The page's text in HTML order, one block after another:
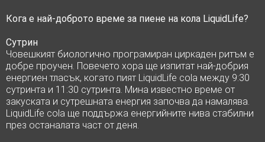
Кога е най-доброто време за пиене на кола LiquidLife?
Сутрин
Човешкият биологично програмиран циркаден ритъм е
добре проучен. Повечето хора ще изпитат най-добрия
енергиен тласък, когато пият LiquidLife cola между 9:30
сутринта и 11:30 сутринта. Мина известно време от
закуската и сутрешната енергия започва да намалява.
LiquidLife cola ще поддържа енергийните нива стабилни
през останалата част от деня.